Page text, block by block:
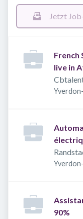
Jetzt
French
live in
90%